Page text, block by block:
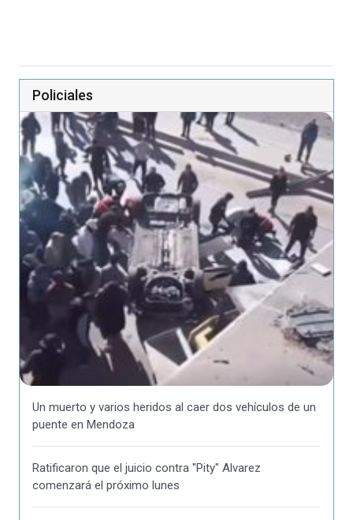
Policiales
Un muerto y varios heridos al caer dos vehículos de un
puente en Mendoza
Ratificaron que el juicio contra "Pity" Alvarez
comenzará el próximo lunes